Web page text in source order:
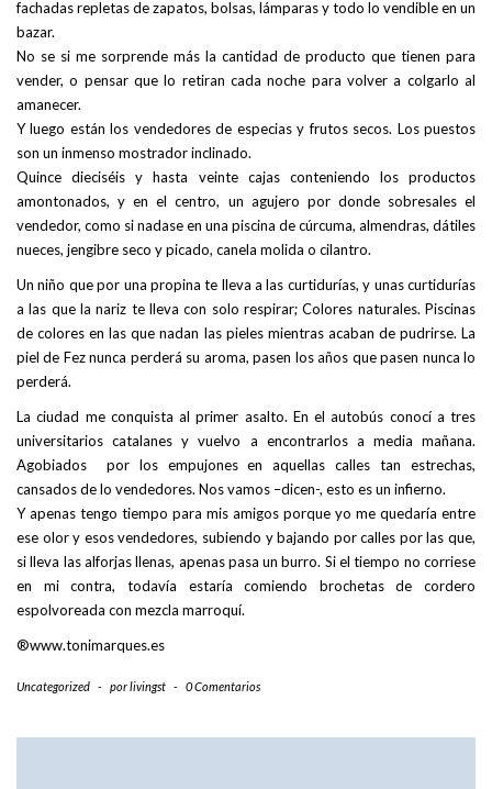
fachadas repletas de zapatos, bolsas, lámparas y todo lo vendible en un
bazar.
No se si me sorprende más la cantidad de producto que tienen para
vender, o pensar que lo retiran cada noche para volver a colgarlo al
amanecer.
Y luego están los vendedores de especias y frutos secos. Los puestos
son un inmenso mostrador inclinado.
Quince dieciséis y hasta veinte cajas conteniendo los productos
amontonados, y en el centro, un agujero por donde sobresales el
vendedor, como si nadase en una piscina de cúrcuma, almendras, dátiles
nueces, jengibre seco y picado, canela molida o cilantro.
Un niño que por una propina te lleva a las curtidurías, y unas curtidurías
a las que la nariz te lleva con solo respirar; Colores naturales. Piscinas
de colores en las que nadan las pieles mientras acaban de pudrirse. La
piel de Fez nunca perderá su aroma, pasen los años que pasen nunca lo
perderá.
La ciudad me conquista al primer asalto. En el autobús conocí a tres
universitarios catalanes y vuelvo a encontrarlos a media mañana.
Agobiados por los empujones en aquellas calles tan estrechas,
cansados de lo vendedores. Nos vamos –dicen-, esto es un infierno.
Y apenas tengo tiempo para mis amigos porque yo me quedaría entre
ese olor y esos vendedores, subiendo y bajando por calles por las que,
si lleva las alforjas llenas, apenas pasa un burro. Si el tiempo no corriese
en mi contra, todavía estaría comiendo brochetas de cordero
espolvoreada con mezcla marroquí.
®www.tonimarques.es
Uncategorized - porlivingst - 0 Comentarios